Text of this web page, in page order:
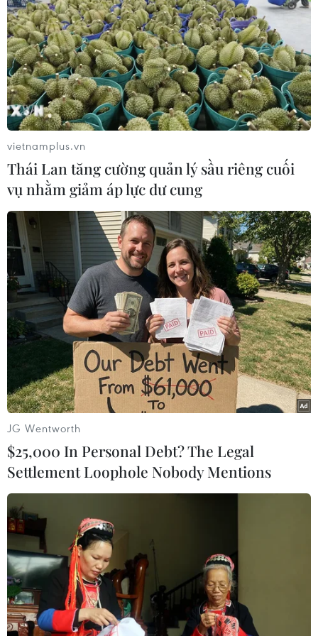
#World Cup 2026 #Azteca #tranh chấp
#VIP
#Mexico
#FIFA #quyền lợi
#WC 2026-bt
Mexico
Theo dõi VietnamPlus
TIN LIÊN QUAN
World Cup 2026: Người dân thủ đô
Mexico sẽ được hưởng đặc quyền hiếm
thấy
vietnamplus.vn
Thái Lan tăng cường quản lý sầu riêng cuối
vụ nhằm giảm áp lực dư cung
JG Wentworth
$25,000 In Personal Debt? The Legal
Settlement Loophole Nobody Mentions